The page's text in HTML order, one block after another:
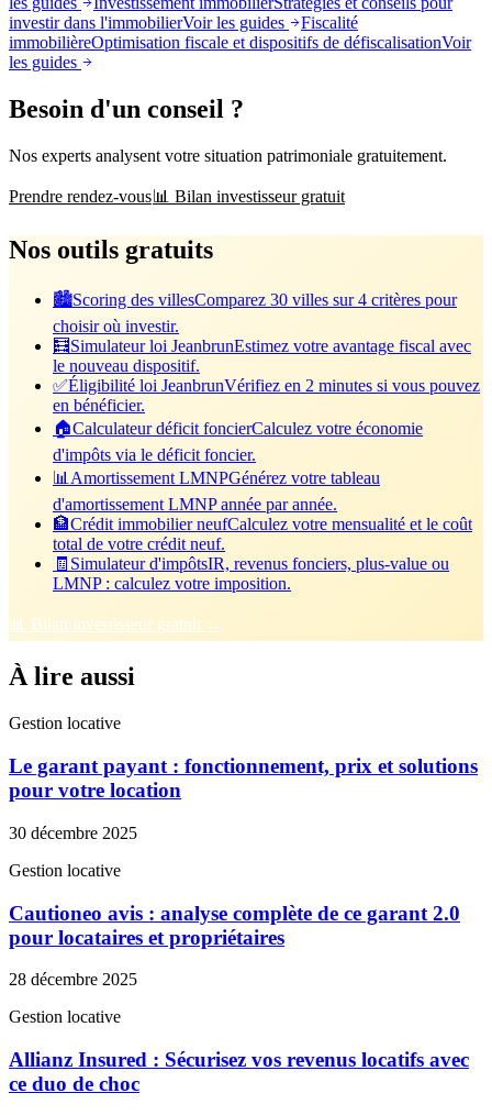
investir dans l'immobilierVoir les guides
Fiscalité
immobilièreOptimisation fiscale et dispositifs de défiscalisationVoir
les guides
Besoin d'un conseil ?
Nos experts analysent votre situation patrimoniale gratuitement.
Prendre rendez-vous📊 Bilan investisseur gratuit
Nos outils gratuits
🏙️Scoring des villesComparez 30 villes sur 4 critères pour
choisir où investir.
🧮Simulateur loi JeanbrunEstimez votre avantage fiscal avec
le nouveau dispositif.
✅Éligibilité loi JeanbrunVérifiez en 2 minutes si vous pouvez
en bénéficier.
🏠Calculateur déficit foncierCalculez votre économie
d'impôts via le déficit foncier.
📊 Amortissement LMNPGénérez votre tableau
d'amortissement LMNP année par année.
🏦Crédit immobilier neufCalculez votre mensualité et le coût
total de votre crédit neuf.
🧾 Simulateur d'impôtsIR, revenus fonciers, plus-value ou
LMNP : calculez votre imposition.
📊 Bilan investisseur gratuit →
À lire aussi
Gestion locative
Le garant payant : fonctionnement, prix et solutions
pour votre location
30 décembre 2025
Gestion locative
Cautioneo avis : analyse complète de ce garant 2.0
pour locataires et propriétaires
28 décembre 2025
Gestion locative
Allianz Insured : Sécurisez vos revenus locatifs avec
ce duo de choc